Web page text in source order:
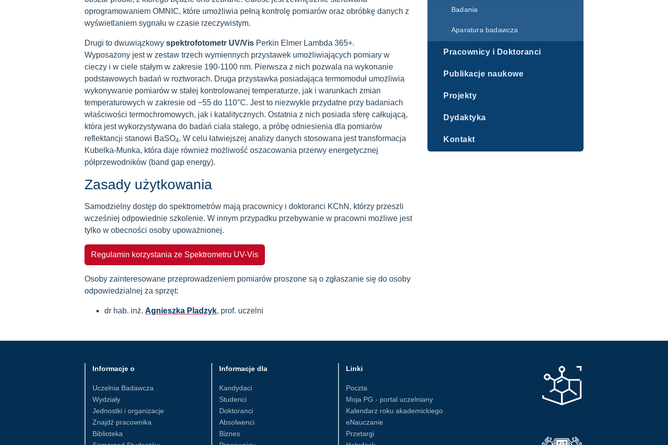
Badania
Aparatura badawcza
Pracownicy i Doktoranci
Publikacje naukowe
Projekty
Dydaktyka
Kontakt
oprogramowaniem OMNIC, które umożliwia pełną kontrolę pomiarów oraz obróbkę danych z
wyświetlaniem sygnału w czasie rzeczywistym.
Drugi to dwuwiązkowy spektrofotometr UV/Vis Perkin Elmer Lambda 365+.
Wyposażony jest w zestaw trzech wymiennych przystawek umożliwiających pomiary w
cieczy i w ciele stałym w zakresie 190-1100 nm. Pierwsza z nich pozwala na wykonanie
podstawowych badań w roztworach. Druga przystawka posiadająca termomoduł umożliwia
wykonywanie pomiarów w stałej kontrolowanej temperaturze, jak i warunkach zmian
temperaturowych w zakresie od −55 do 110°C. Jest to niezwykle przydatne przy badaniach
właściwości termochromowych, jak i katalitycznych. Ostatnia z nich posiada sferę całkującą,
która jest wykorzystywana do badań ciała stałego, a próbę odniesienia dla pomiarów
reflektancji stanowi BaSO4. W celu łatwiejszej analizy danych stosowana jest transformacja
Kubelka-Munka, która daje również możliwość oszacowania przerwy energetycznej
półprzewodników (band gap energy).
Zasady użytkowania
Samodzielny dostęp do spektrometrów mają pracownicy i doktoranci KChN, którzy przeszli
wcześniej odpowiednie szkolenie. W innym przypadku przebywanie w pracowni możliwe jest
tylko w obecności osoby upoważnionej.
Regulamin korzystania ze Spektrometru UV-Vis
Osoby zainteresowane przeprowadzeniem pomiarów proszone są o zgłaszanie się do osoby
odpowiedzialnej za sprzęt:
dr hab. inż. Agnieszka Pladzyk, prof. uczelni
Informacje o
Uczelnia Badawcza
Wydziały
Jednostki i organizacje
Znajdź pracownika
Biblioteka
Informacje dla
Kandydaci
Studenci
Doktoranci
Absolwenci
Biznes
Linki
Poczta
Moja PG - portal uczelniany
Kalendarz roku akademickiego
eNauczanie
Przetargi